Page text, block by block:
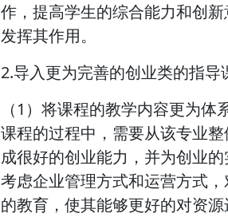
作，提高学生的综合能力和创
发挥其作用。
2.导入更为完善的创业类的指导
（1）将课程的教学内容更为
课程的过程中，需要从该专业
成很好的创业能力，并为创业
考虑企业管理方式和运营方式
的教育，使其能够更好的对资